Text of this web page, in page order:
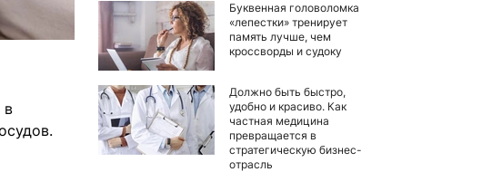
в
Буквенная головоломка
«лепестки» тренирует
память лучше, чем
кроссворды и судоку
Должно быть быстро,
удобно и красиво. Как
частная медицина
превращается в
стратегическую бизнес-
отрасль